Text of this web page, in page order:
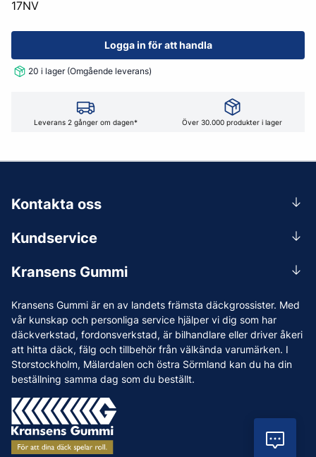
17NV
Logga in för att handla
20 i lager (Omgående leverans)
Leverans 2 gånger om dagen* Över 30.000 produkter i lager
Kransens Gummi är en av landets främsta däckgrossister. Med
vår kunskap och personliga service hjälper vi dig som har
däckverkstad, fordonsverkstad, är bilhandlare eller driver åkeri
att hitta däck, fälg och tillbehör från välkända varumärken. I
Storstockholm, Mälardalen och östra Sörmland kan du ha din
beställning samma dag som du beställt.
Kundservice
Leverans
Reklamation & återköp
Betalning & faktura
Köpvillkor
Vanliga frågor och svar
Kransens Gummi
Vi som jobbar på Kransens Gummi
Jobba hos oss
Nyheter
Tips & Råd
Varumärken
Våra Verkstäder
Press
Kontakta oss
0156-409 00
Mån-Tors 07.30-16:30, Fre 07.30-15.00.
Lunchstängt 12:00-12:30